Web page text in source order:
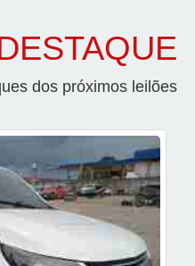
dos próximos leilões